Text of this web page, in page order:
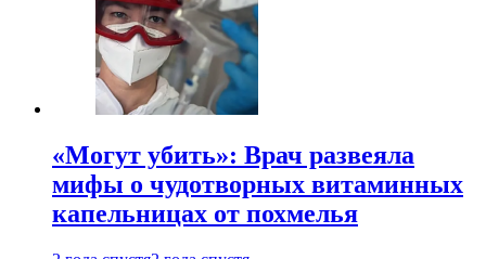
«Могут убить»: Врач развеяла
мифы о чудотворных витаминных
капельницах от похмелья